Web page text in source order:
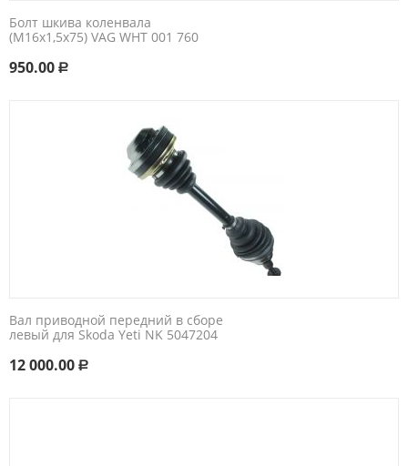
Болт шкива коленвала
(М16x1,5x75) VAG WHT 001 760
950.00 Р
Вал приводной передний в сборе
левый для Skoda Yeti NK 5047204​
12 000.00 Р